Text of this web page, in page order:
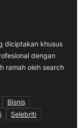
diciptakan khusus
dengan
ramah oleh search
Bisnis
Selebriti